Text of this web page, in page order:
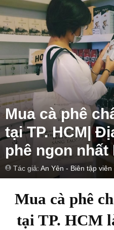
Mua cà phê
tại TP. HCM|
phê ngon nhất
Tác giả: An Yên - Biên tập viên
Mua cà phê
tại TP. HCM